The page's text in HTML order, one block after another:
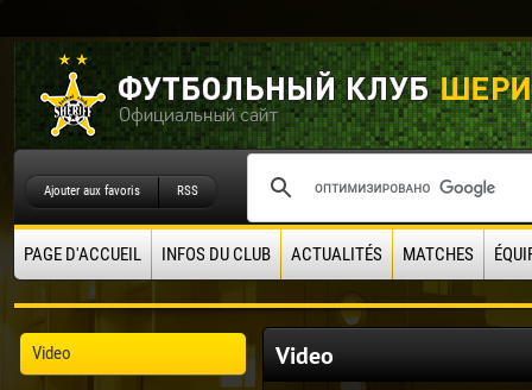
Ajouter aux favoris RSS
PAGE D'ACCUEIL INFOS DU CLUB ACTUALITÉS MATCHES
Video Video